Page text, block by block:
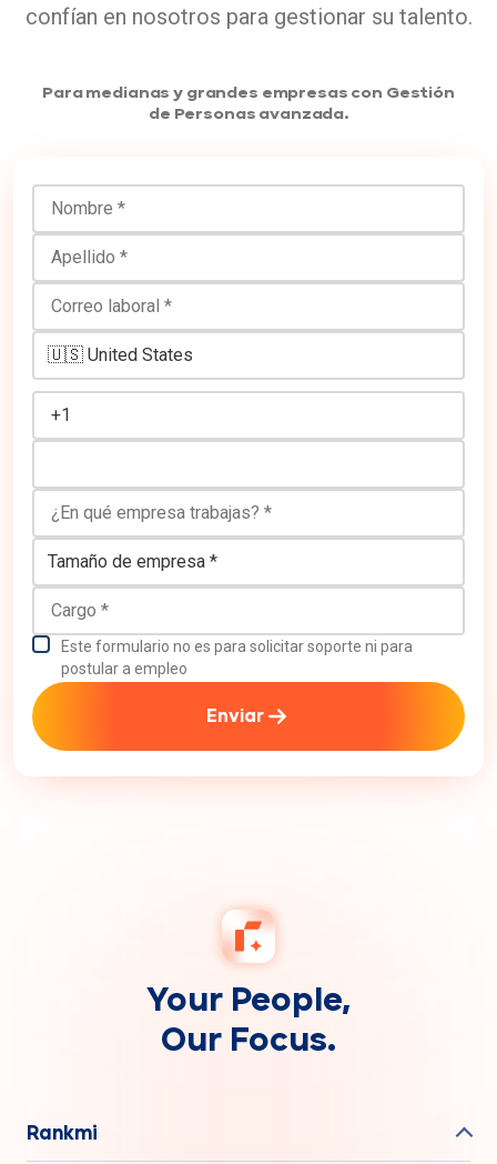
confían en nosotros para gestionar su talento.
Para medianas y grandes empresas con Gestión
de Personas avanzada.
Nombre
Apellido
Correo laboral
Número de teléfono
¿En qué empresa trabajas?
Tamaño de empresa
Cargo
Este formulario no es para solicitar soporte ni para
postular a empleo
Enviar
Your People,
Our Focus.
Rankmi